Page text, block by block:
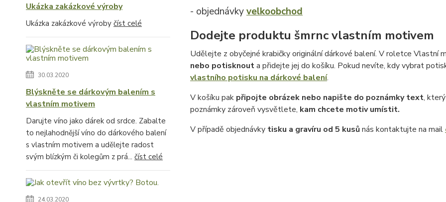
Ukázka zakázkové výroby
Ukázka zakázkové výroby číst celé
30.03.2020
Blýskněte se dárkovým balením s
vlastním motivem
Darujte víno jako dárek od srdce. Zabalte
to nejlahodnější víno do dárkového balení
s vlastním motivem a udělejte radost
svým blízkým či kolegům z prá... číst celé
24.03.2020
- objednávkyvelkoobchod
Dodejte produktu šmrnc vlastním motivem
Udělejte z obyčejné krabičky originální dárkové balení. V roletce
nebo potisknouta přidejte jej do košíku. Pokud nevíte, kdy vybrat
vlastního potisku na dárkové balení.
V košíku pak připojte obrázek nebo napište do poznámky text,
poznámky zároveň vysvětlete, kam chcete motiv umístit.
V případě objednávky tisku a gravíru od 5 kusůnás kontaktujte na mail